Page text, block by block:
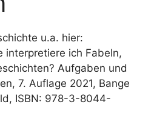
u.a. hier:
interpretiere ich Fabeln,
Aufgaben und
7. Auflage 2021, Bange
ISBN: 978-3-8044-